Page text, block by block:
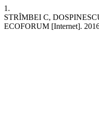
1.
STRȊMBEI C,
ECOFORUM [Internet].